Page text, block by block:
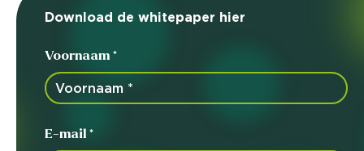
Download de whitepaper hier
Voornaam *
E-mail *